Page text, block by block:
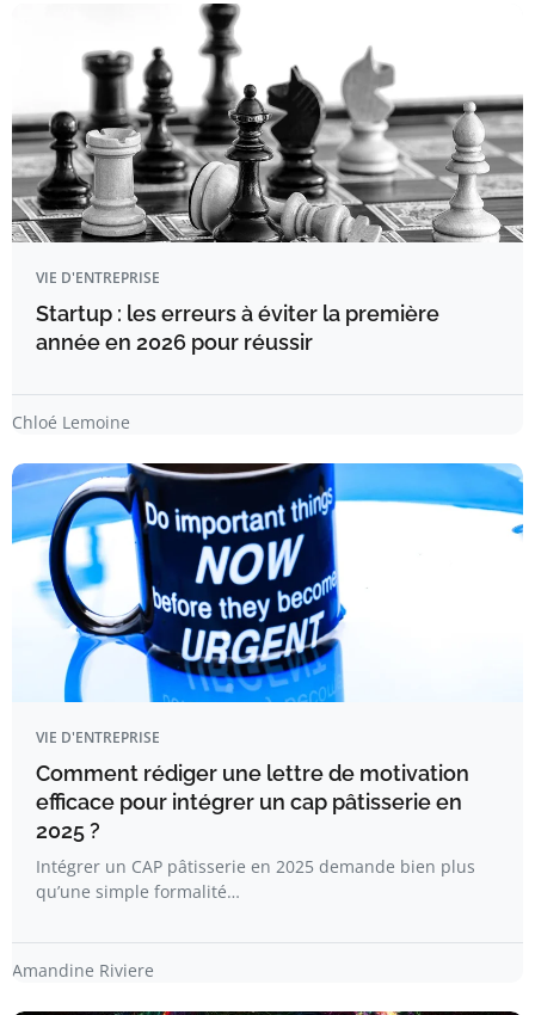
VIE D'ENTREPRISE
Startup : les erreurs à éviter la première
année en 2026 pour réussir
Chloé Lemoine
VIE D'ENTREPRISE
Comment rédiger une lettre de motivation
efficace pour intégrer un cap pâtisserie en
2025 ?
Intégrer un CAP pâtisserie en 2025 demande bien plus
qu’une simple formalité…
Amandine Riviere